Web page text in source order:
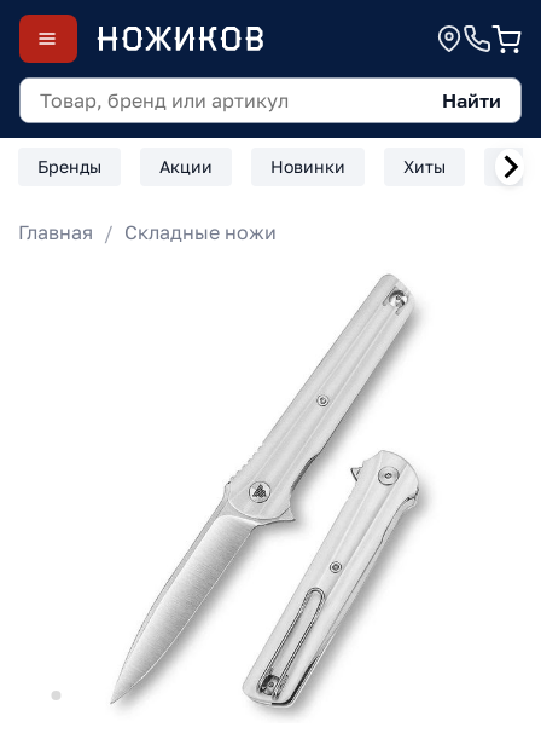
Найти
Бренды Акции Новинки Хиты
Главная Складные ножи